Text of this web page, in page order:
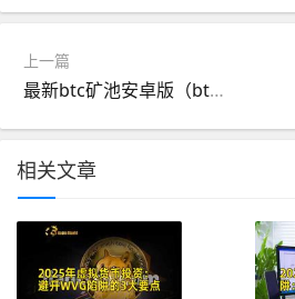
上一篇
最新btc矿池安卓版（btc矿池客户端下载）
相关文章